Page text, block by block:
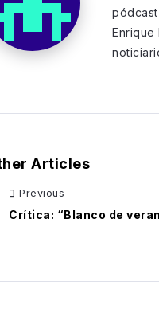
pódcast
Enrique
Articles
Previous
Crítica: “Blanco de